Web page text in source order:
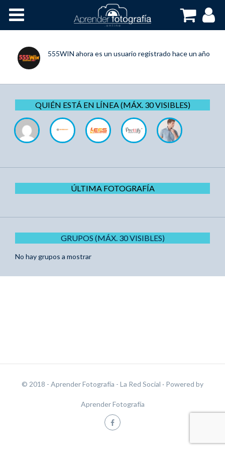
Cursos OnLine
555WIN ahora es un usuario registrado hace un año
QUIÉN ESTÁ EN LÍNEA (MÁX. 30 VISIBLES)
ÚLTIMA FOTOGRAFÍA
GRUPOS (MÁX. 30 VISIBLES)
No hay grupos a mostrar
© 2018 - Aprender Fotografía - La Red Social · Powered by
Aprender Fotografía